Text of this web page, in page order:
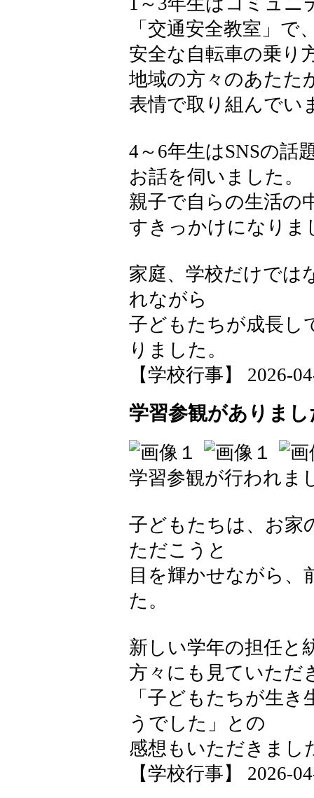
「交通安全教室」で
安全な自転車の乗り
地域の方々のあたた
表情で取り組んでい
4～6年生はSNSの話
お話を伺いました。
親子で自らの生活の
すきっかけになりま
家庭、学校だけでは
れながら
子どもたちが成長し
りました。
【学校行事】 2026-
学習参観がありまし
学習参観が行われま
子どもたちは、お家
ただこうと
目を輝かせながら、
た。
新しい学年の担任と
方々にも見ていただ
「子どもたちが生
うでした」との
感想もいただきまし
【学校行事】 2026-